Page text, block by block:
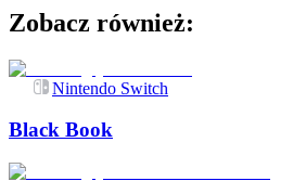
Zobacz również:
Nintendo Switch
Black Book